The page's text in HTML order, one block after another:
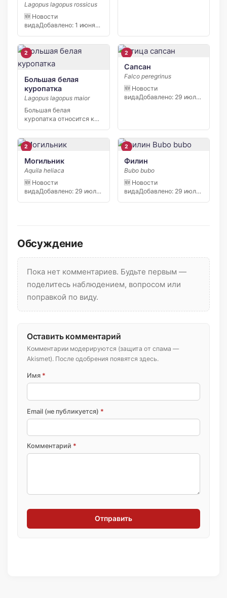
Lagopus lagopus rossicus
🆕 Новости
видаДобавлено: 1 июня
2
Большая белая
куропатка
Lagopus lagopus maior
Большая белая
куропатка относится к
обитает в […]
2
Сапсан
Falco peregrinus
🆕 Новости
видаДобавлено: 29 июля
2
Могильник
Aquila heliaca
🆕 Новости
видаДобавлено: 29 июля
2
Филин
Bubo bubo
🆕 Новости
видаДобавлено: 29 июля
Обсуждение
Пока нет комментариев. Будьте первым —
поделитесь наблюдением, вопросом или
поправкой по виду.
Оставить комментарий
Комментарии модерируются (защита от спама —
Akismet). После одобрения появятся здесь.
Имя *
Email (не публикуется) *
Комментарий *
Отправить